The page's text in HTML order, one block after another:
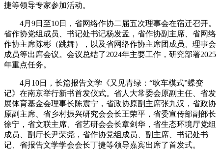
捷等领导专家参加活动。
4月9日至10日，省网络作协二届五次理事会在宿迁召开。
省作协党组成员、书记处书记杨发孟，省作协副主席、省网络
作协主席陈彬（跳舞），以及省网络作协主席团成员、理事会
成员等出席会议。 会议总结了2024年主要工作，研究部署2025
年重点任务。
4月10日，长篇报告文学《又见青绿：“耿车模式”蝶变
记》在南京举行新书首发仪式。省人大常委会原副主任、省发
展体育基金会理事长陈震宁，省政协原副主席张九汉，省政协
原副主席、省乡村振兴研究会会长王荣平，省委宣传部副部长
徐宁，省文联主席、省艺研会会长章剑华，省生态环境厅党组
成员、副厅长尹荣尧，省作协党组成员、副主席、书记处书
记、省报告文学学会会长丁捷等领导嘉宾出席了首发式。